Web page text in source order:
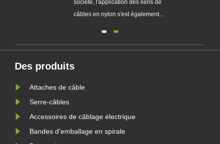
société, l'application des liens de
câbles en nylon s'est également
Cependant, motivé par les intérêts,
la qualité de ses produits est
choisir une bonne qualité
Des produits
Attaches de câble
Serre-câbles
Accessoires de câblage électrique
Bandes d'emballage en spirale